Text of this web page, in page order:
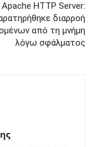
Apache HTTP Server:
διαρροή
από τη μνήμη
λόγω σφάλματος